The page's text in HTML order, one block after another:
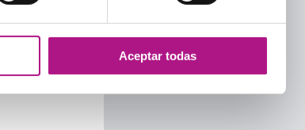
Aceptar todas
se